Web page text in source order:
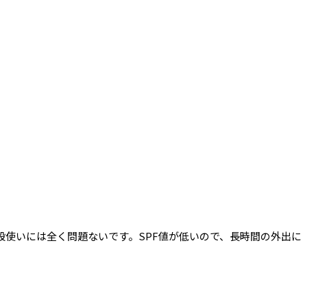
いには全く問題ないです。SPF値が低いので、長時間の外出に